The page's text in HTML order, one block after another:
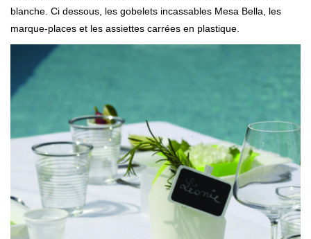
blanche. Ci dessous, les gobelets incassables Mesa Bella, les
marque-places et les assiettes carrées en plastique.